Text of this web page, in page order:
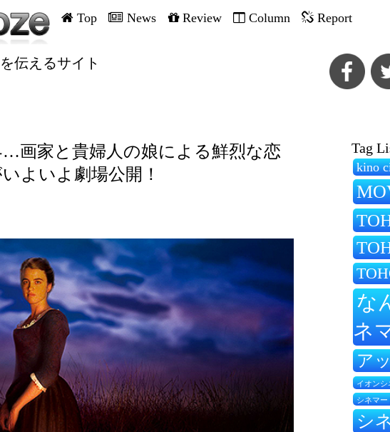
Top News Review Column Report
伝えるサイト
画家と貴婦人の娘による鮮烈な恋
よいよ劇場公開！
Tag
kino
な
ネ
ア
イオンシ
シネマー
シ